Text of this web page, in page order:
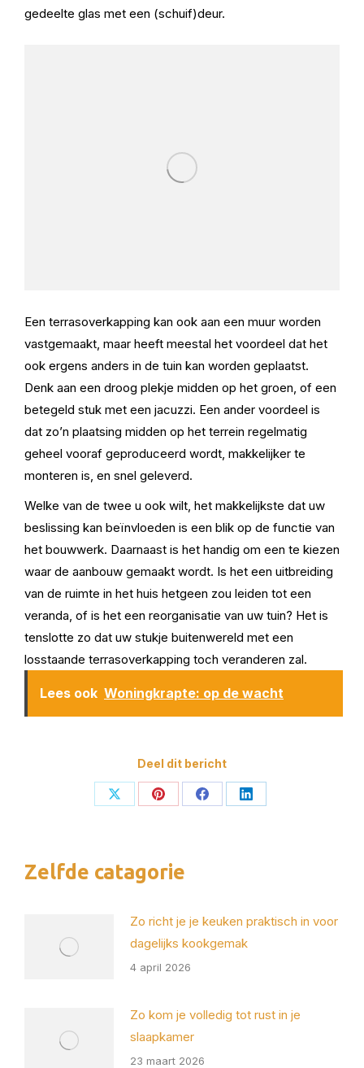
gedeelte glas met een (schuif)deur.
Een terrasoverkapping kan ook aan een muur worden
vastgemaakt, maar heeft meestal het voordeel dat het
ook ergens anders in de tuin kan worden geplaatst.
Denk aan een droog plekje midden op het groen, of een
betegeld stuk met een jacuzzi. Een ander voordeel is
dat zo’n plaatsing midden op het terrein regelmatig
geheel vooraf geproduceerd wordt, makkelijker te
monteren is, en snel geleverd.
Welke van de twee u ook wilt, het makkelijkste dat uw
beslissing kan beïnvloeden is een blik op de functie van
het bouwwerk. Daarnaast is het handig om een te kiezen
waar de aanbouw gemaakt wordt. Is het een uitbreiding
van de ruimte in het huis hetgeen zou leiden tot een
veranda, of is het een reorganisatie van uw tuin? Het is
tenslotte zo dat uw stukje buitenwereld met een
losstaande terrasoverkapping toch veranderen zal.
Lees ook Woningkrapte: op de wacht
Deel dit bericht
Deel
Deel
Deel
Deel
Zelfde catagorie
Zo richt je je keuken praktisch in voor
dagelijks kookgemak
4 april 2026
Zo kom je volledig tot rust in je
slaapkamer
23 maart 2026